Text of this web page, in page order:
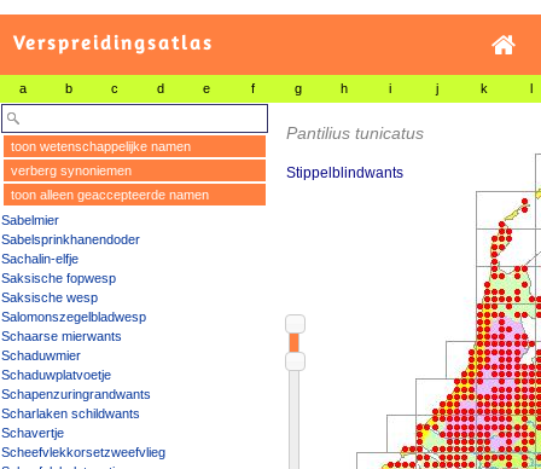
Verspreidingsatlas
a b c d e f g h i j k l
toon wetenschappelijke namen
verberg synoniemen
toon alleen geaccepteerde namen
Sabelmier
Sabelsprinkhanendoder
Sachalin-elfje
Saksische fopwesp
Saksische wesp
Salomonszegelbladwesp
Schaarse mierwants
Schaduwmier
Schaduwplatvoetje
Schapenzuringrandwants
Scharlaken schildwants
Schavertje
Scheefvlekkorsetzweefvlieg
Pantilius tunicatus
Stippelblindwants